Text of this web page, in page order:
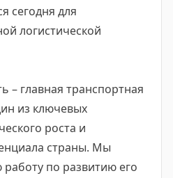
сегодня для
логистической
– главная транспортная
из ключевых
роста и
страны. Мы
по развитию его